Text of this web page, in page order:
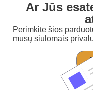
Ar Jūs
Perimkite šios
mūsų siūlomais